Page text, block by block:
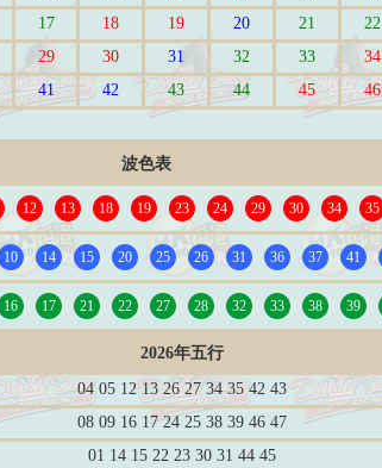
17 18 19 20 21 22
29 30 31 32 33 34
41 42 43 44 45 46
波色表
12 13 18 19 23 24 29 30 34 35
10 14 15 20 25 26 31 36 37 41
16 17 21 22 27 28 32 33 38 39
2026年五行
04 05 12 13 26 27 34 35 42 43
08 09 16 17 24 25 38 39 46 47
01 14 15 22 23 30 31 44 45